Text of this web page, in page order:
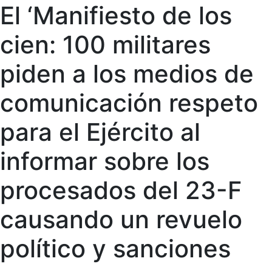
El ‘Manifiesto de los
cien: 100 militares
piden a los medios de
comunicación respeto
para el Ejército al
informar sobre los
procesados del 23-F
causando un revuelo
político y sanciones